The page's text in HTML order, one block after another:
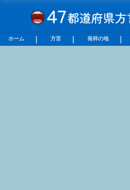
ホーム 方言 発祥の地